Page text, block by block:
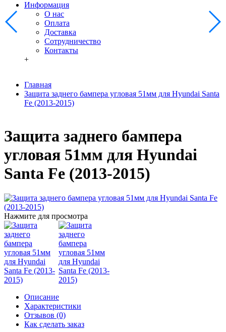
Информация
О нас
Оплата
Доставка
Сотрудничество
Контакты
+
Главная
Защита заднего бампера угловая 51мм для Hyundai Santa
Fe (2013-2015)
Защита заднего бампера
угловая 51мм для Hyundai
Santa Fe (2013-2015)
Нажмите для просмотра
Описание
Характеристики
Отзывов (0)
Как сделать заказ